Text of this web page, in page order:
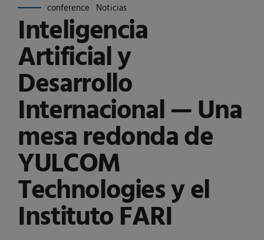
conference Noticias
Inteligencia
Artificial y
Desarrollo
Internacional — Una
mesa redonda de
YULCOM
Technologies y el
Instituto FARI